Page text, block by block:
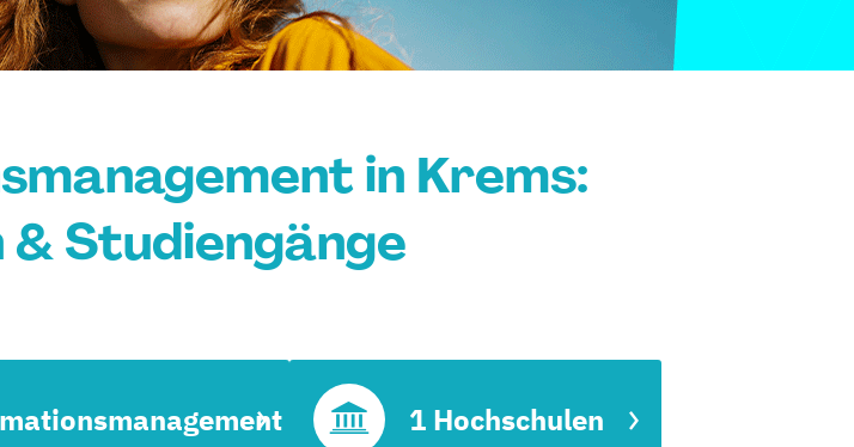
in Krems:
& Studiengänge
1 Hochschulen